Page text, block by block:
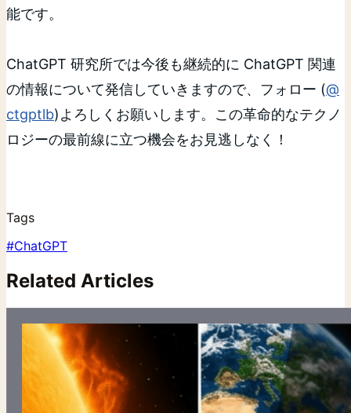
能です。
ChatGPT 研究所では今後も継続的に ChatGPT 関連
の情報について発信していきますので、フォロー (@
ctgptlb)よろしくお願いします。この革命的なテクノ
ロジーの最前線に立つ機会をお見逃しなく！
Tags
#ChatGPT
Related Articles